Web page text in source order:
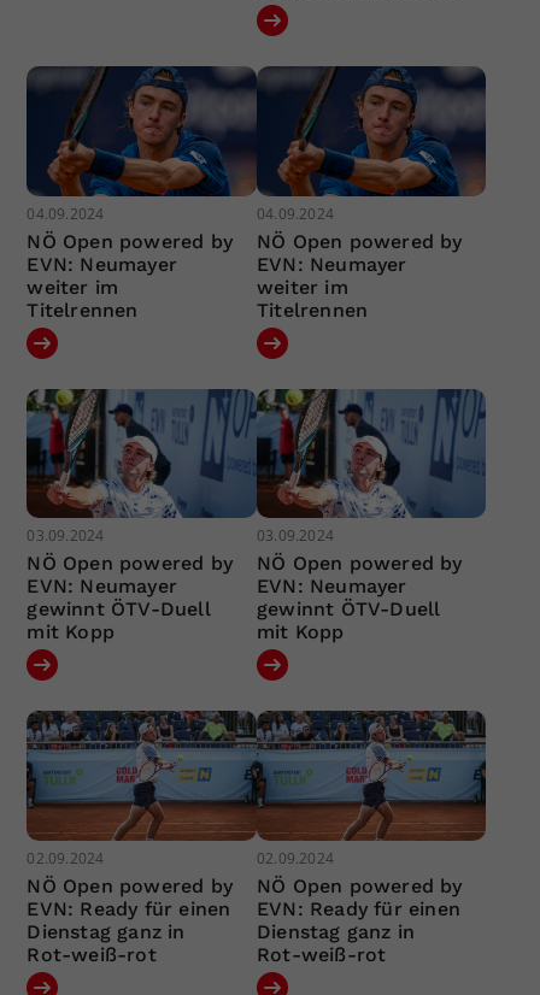
04.09.2024
NÖ Open powered by
EVN: Neumayer
weiter im
Titelrennen
04.09.2024
NÖ Open powered by
EVN: Neumayer
weiter im
Titelrennen
03.09.2024
NÖ Open powered by
EVN: Neumayer
gewinnt ÖTV-Duell
mit Kopp
03.09.2024
NÖ Open powered by
EVN: Neumayer
gewinnt ÖTV-Duell
mit Kopp
02.09.2024
NÖ Open powered by
EVN: Ready für einen
Dienstag ganz in
Rot-weiß-rot
02.09.2024
NÖ Open powered by
EVN: Ready für einen
Dienstag ganz in
Rot-weiß-rot